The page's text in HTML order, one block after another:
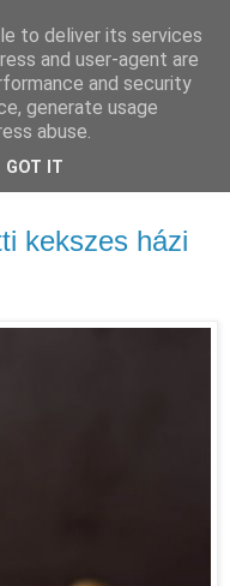
kekszes házi
to deliver its services
and user-agent are
and security
generate usage
abuse.
GOT IT